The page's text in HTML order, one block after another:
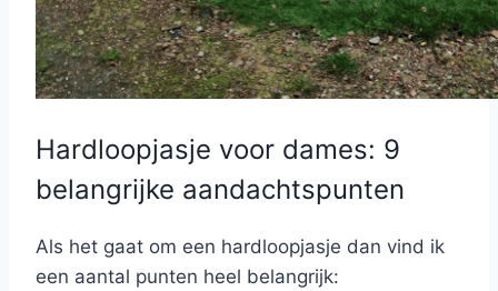
Hardloopjasje voor dames: 9
belangrijke aandachtspunten
Als het gaat om een hardloopjasje dan vind ik
een aantal punten heel belangrijk: